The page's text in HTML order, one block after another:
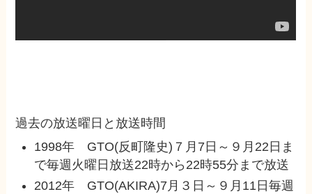
過去の放送曜日と放送時間
1998年 GTO(反町隆史)７月7日～９月22日ま
で毎週火曜日放送22時から22時55分まで放送
2012年 GTO(AKIRA)7月３日～９月11日毎週